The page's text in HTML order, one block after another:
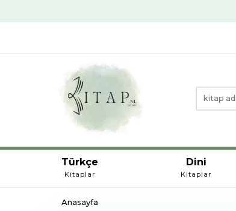
Türkçe
Kitaplar
Dini
Kitaplar
Anasayfa